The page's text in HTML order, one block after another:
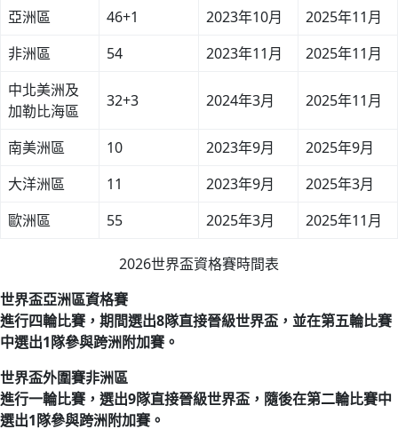
亞洲區
46+1 2023年10月
2025年11月
非洲區
54 2023年11月
2025年11月
中北美洲及
加勒比海區
32+3 2024年3月 2025年11月
南美洲區 10 2023年9月
2025年9月
大洋洲區
11 2023年9月
2025年3月
歐洲區
55 2025年3月 2025年11月
2026世界盃資格賽時間表
世界盃亞洲區資格賽
進行四輪比賽，期間選出8隊直接晉級世界盃，並在第五輪比賽
中選出1隊參與跨洲附加賽。
世界盃外圍賽非洲區
進行一輪比賽，選出9隊直接晉級世界盃，隨後在第二輪比賽中
選出1隊參與跨洲附加賽。